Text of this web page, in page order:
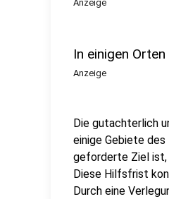
Anzeige
In einigen
Anzeige
Die gutachterlich
einige Gebiete
geforderte Ziel ist,
Diese Hilfsfrist
Durch eine